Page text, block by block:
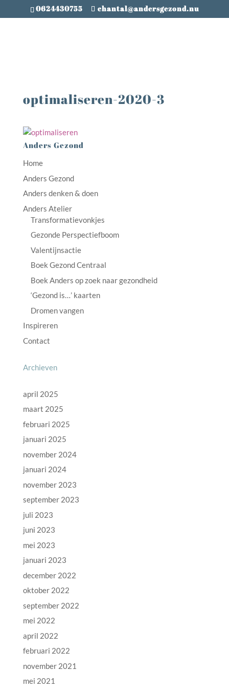
0624430755 chantal@andersgezond.nu
optimaliseren-2020-3
Anders Gezond
Home
Anders Gezond
Anders denken & doen
Anders Atelier
Transformatievonkjes
Gezonde Perspectiefboom
Valentijnsactie
Boek Gezond Centraal
Boek Anders op zoek naar gezondheid
‘Gezond is…’ kaarten
Dromen vangen
Inspireren
Contact
Archieven
april 2025
maart 2025
februari 2025
januari 2025
november 2024
januari 2024
november 2023
september 2023
juli 2023
juni 2023
mei 2023
januari 2023
december 2022
oktober 2022
september 2022
mei 2022
april 2022
februari 2022
november 2021
mei 2021